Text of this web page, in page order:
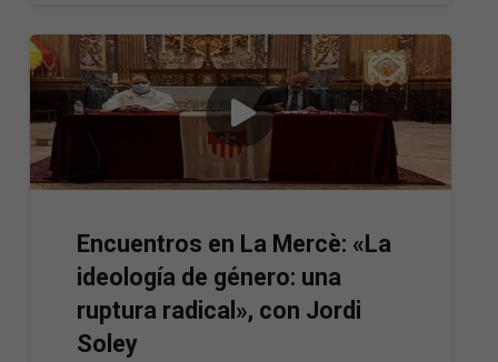
Encuentros en La Mercè: «La
ideología de género: una
ruptura radical», con Jordi
Soley